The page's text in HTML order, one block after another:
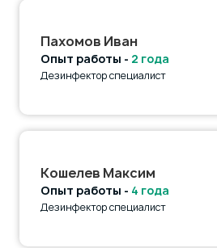
Пахомов Иван
Опыт работы - 2 года
Дезинфектор специалист
Кошелев Максим
Опыт работы - 4 года
Дезинфектор специалист